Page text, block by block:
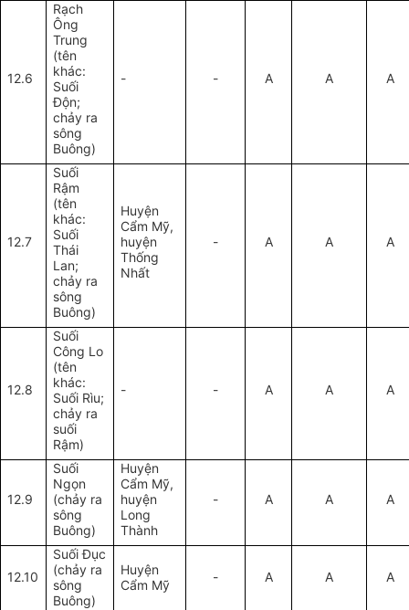
12.6
Rạch
Ông
Trung
(tên
khác:
Suối
Độn;
chảy ra
sông
Buông)
- - A A A
12.7
Suối
Rậm
(tên
khác:
Suối
Thái
Lan;
chảy ra
sông
Buông)
Huyện
Cẩm Mỹ,
huyện
Thống
Nhất
- A A A
12.8
Suối
Công Lo
(tên
khác:
Suối Rìu;
chảy ra
suối
Rậm)
- - A A A
12.9
Suối
Ngọn
(chảy ra
sông
Buông)
Huyện
Cẩm Mỹ,
huyện
Long
Thành
- A A A
12.10
Suối Đục
(chảy ra
sông
Buông)
Huyện
Cẩm Mỹ
- A A A